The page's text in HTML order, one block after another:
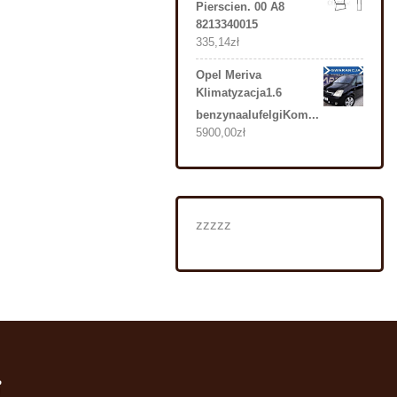
Pierscien. 00 A8
8213340015
335,14zł
Opel Meriva
Klimatyzacja1.6
benzynaalufelgiKom...
5900,00zł
zzzzz